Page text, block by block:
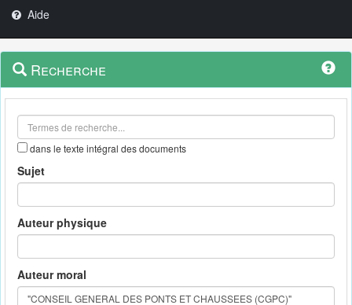
Aide
Navigation
outils
Menu
contextuel
Recherche
dans le texte intégral des documents
Sujet
Auteur physique
Auteur moral